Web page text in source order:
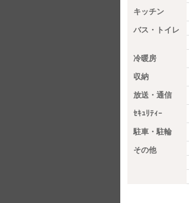
キッチン
バス・トイレ
冷暖房
収納
放送・通信
ｾｷｭﾘﾃｨｰ
駐車・駐輪
その他